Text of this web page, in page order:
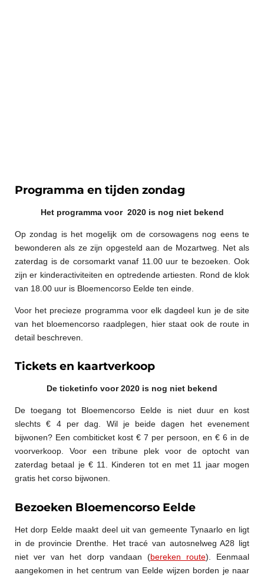
Programma en tijden zondag
Het programma voor 2020 is nog niet bekend
Op zondag is het mogelijk om de corsowagens nog eens te
bewonderen als ze zijn opgesteld aan de Mozartweg. Net als
zaterdag is de corsomarkt vanaf 11.00 uur te bezoeken. Ook
zijn er kinderactiviteiten en optredende artiesten. Rond de klok
van 18.00 uur is Bloemencorso Eelde ten einde.
Voor het precieze programma voor elk dagdeel kun je de site
van het bloemencorso raadplegen, hier staat ook de route in
detail beschreven.
Tickets en kaartverkoop
De ticketinfo voor 2020 is nog niet bekend
De toegang tot Bloemencorso Eelde is niet duur en kost
slechts € 4 per dag. Wil je beide dagen het evenement
bijwonen? Een combiticket kost € 7 per persoon, en € 6 in de
voorverkoop. Voor een tribune plek voor de optocht van
zaterdag betaal je € 11. Kinderen tot en met 11 jaar mogen
gratis het corso bijwonen.
Bezoeken Bloemencorso Eelde
Het dorp Eelde maakt deel uit van gemeente Tynaarlo en ligt
in de provincie Drenthe. Het tracé van autosnelweg A28 ligt
niet ver van het dorp vandaan (bereken route). Eenmaal
aangekomen in het centrum van Eelde wijzen borden je naar